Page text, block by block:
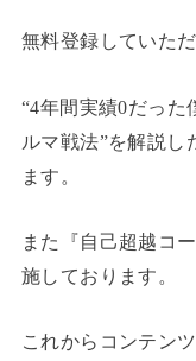
無料登録していた
“4年間実績0だった
ルマ戦法”を解説し
ます。
また『自己超越コ
施しております。
これからコンテン